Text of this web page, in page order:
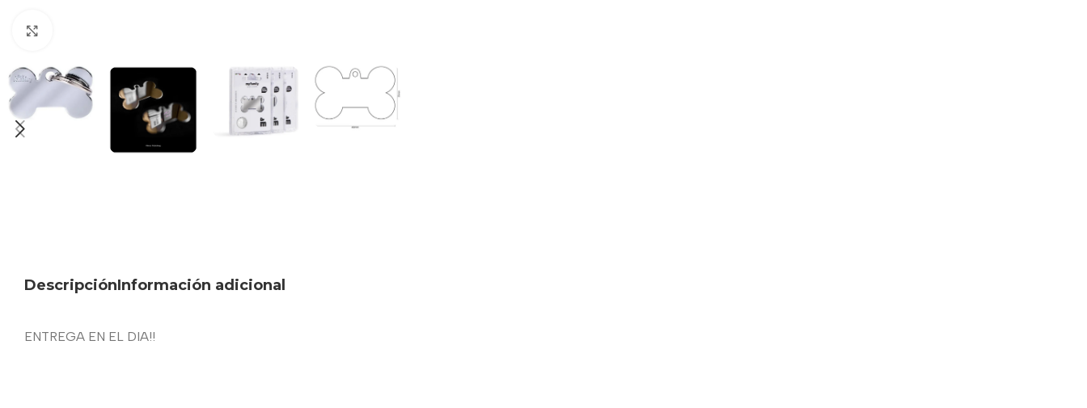
DescripciónInformación adicional
ENTREGA EN EL DIA!!